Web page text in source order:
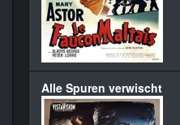
Alle Spuren verwischt